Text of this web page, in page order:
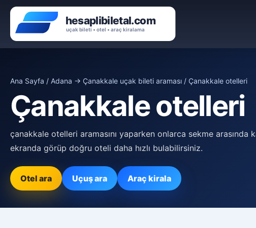
Ana Sayfa / Adana → Çanakkale uçak bileti araması / Çanakkale otelleri
Çanakkale otelleri
çanakkale otelleri aramasını yaparken onlarca sekme
ekranda görüp doğru oteli daha hızlı bulabilirsiniz.
Otel ara Uçuş ara Araç kirala